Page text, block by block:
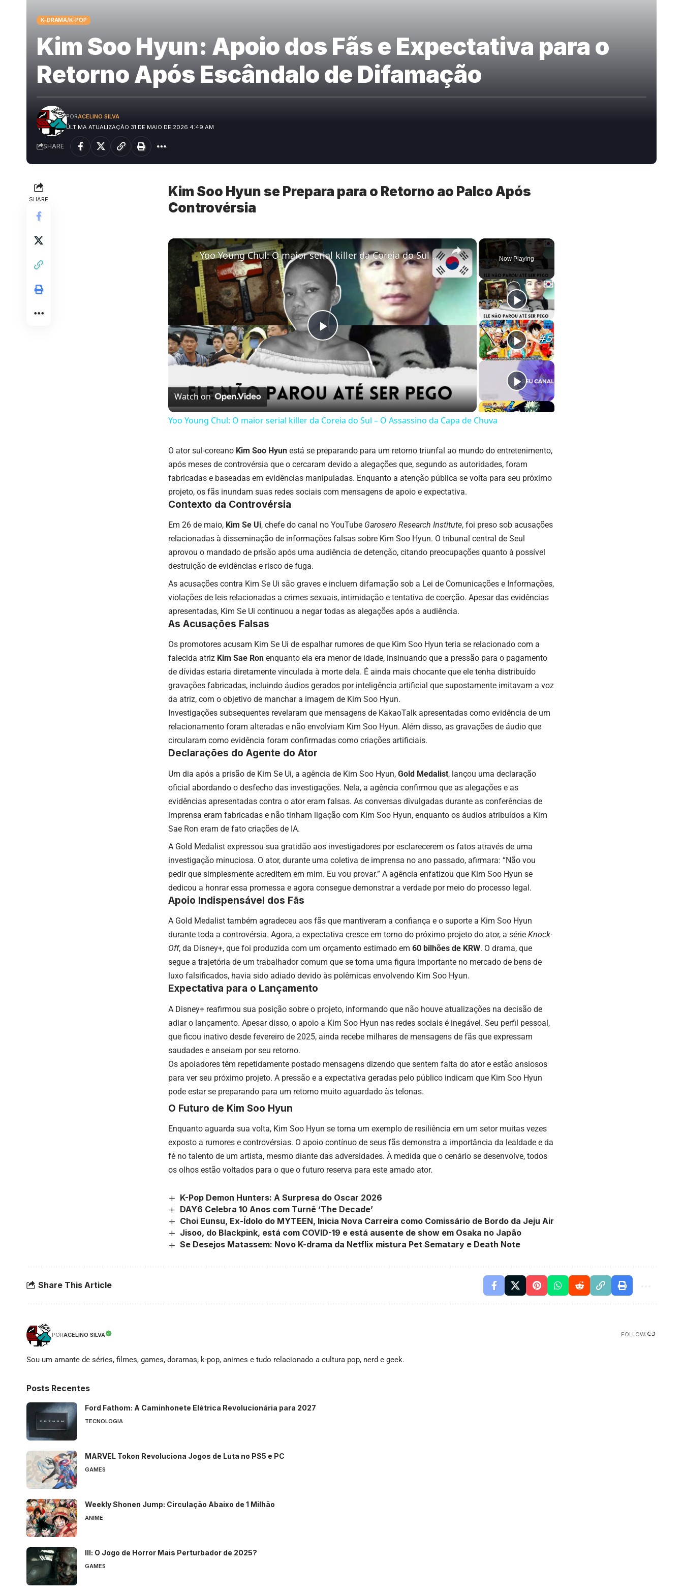
K-DRAMA/K-POP
Kim Soo Hyun: Apoio dos Fãs e Expectativa para o
Retorno Após Escândalo de Difamação
ÚLTIMA ATUALIZAÇÃO 31 DE MAIO DE 2026 4:49 AM
PORACELINO SILVA
SHARE
SHARE
Kim Soo Hyun se Prepara para o Retorno ao Palco Após
Controvérsia
Now Playing
×
Play
Video
Yoo Young Chul: O maior serial killer da Coreia do Sul – O Assassino da Capa de Chuva
Watch on
Yoo Young Chul: O maior serial killer da Coreia do Sul – O Assassino da Capa de Chuva
O ator sul-coreano Kim Soo Hyun está se preparando para um retorno triunfal ao mundo do entretenimento,
após meses de controvérsia que o cercaram devido a alegações que, segundo as autoridades, foram
fabricadas e baseadas em evidências manipuladas. Enquanto a atenção pública se volta para seu próximo
projeto, os fãs inundam suas redes sociais com mensagens de apoio e expectativa.
Contexto da Controvérsia
Em 26 de maio, Kim Se Ui, chefe do canal no YouTube Garosero Research Institute, foi preso sob acusações
relacionadas à disseminação de informações falsas sobre Kim Soo Hyun. O tribunal central de Seul
aprovou o mandado de prisão após uma audiência de detenção, citando preocupações quanto à possível
destruição de evidências e risco de fuga.
As acusações contra Kim Se Ui são graves e incluem difamação sob a Lei de Comunicações e Informações,
violações de leis relacionadas a crimes sexuais, intimidação e tentativa de coerção. Apesar das evidências
apresentadas, Kim Se Ui continuou a negar todas as alegações após a audiência.
As Acusações Falsas
Os promotores acusam Kim Se Ui de espalhar rumores de que Kim Soo Hyun teria se relacionado com a
falecida atriz Kim Sae Ron enquanto ela era menor de idade, insinuando que a pressão para o pagamento
de dívidas estaria diretamente vinculada à morte dela. É ainda mais chocante que ele tenha distribuído
gravações fabricadas, incluindo áudios gerados por inteligência artificial que supostamente imitavam a voz
da atriz, com o objetivo de manchar a imagem de Kim Soo Hyun.
Investigações subsequentes revelaram que mensagens de KakaoTalk apresentadas como evidência de um
relacionamento foram alteradas e não envolviam Kim Soo Hyun. Além disso, as gravações de áudio que
circularam como evidência foram confirmadas como criações artificiais.
Declarações do Agente do Ator
Um dia após a prisão de Kim Se Ui, a agência de Kim Soo Hyun, Gold Medalist, lançou uma declaração
oficial abordando o desfecho das investigações. Nela, a agência confirmou que as alegações e as
evidências apresentadas contra o ator eram falsas. As conversas divulgadas durante as conferências de
imprensa eram fabricadas e não tinham ligação com Kim Soo Hyun, enquanto os áudios atribuídos a Kim
Sae Ron eram de fato criações de IA.
A Gold Medalist expressou sua gratidão aos investigadores por esclarecerem os fatos através de uma
investigação minuciosa. O ator, durante uma coletiva de imprensa no ano passado, afirmara: “Não vou
pedir que simplesmente acreditem em mim. Eu vou provar.” A agência enfatizou que Kim Soo Hyun se
dedicou a honrar essa promessa e agora consegue demonstrar a verdade por meio do processo legal.
Apoio Indispensável dos Fãs
A Gold Medalist também agradeceu aos fãs que mantiveram a confiança e o suporte a Kim Soo Hyun
durante toda a controvérsia. Agora, a expectativa cresce em torno do próximo projeto do ator, a série Knock-
Off, da Disney+, que foi produzida com um orçamento estimado em 60 bilhões de KRW. O drama, que
segue a trajetória de um trabalhador comum que se torna uma figura importante no mercado de bens de
luxo falsificados, havia sido adiado devido às polêmicas envolvendo Kim Soo Hyun.
Expectativa para o Lançamento
A Disney+ reafirmou sua posição sobre o projeto, informando que não houve atualizações na decisão de
adiar o lançamento. Apesar disso, o apoio a Kim Soo Hyun nas redes sociais é inegável. Seu perfil pessoal,
que ficou inativo desde fevereiro de 2025, ainda recebe milhares de mensagens de fãs que expressam
saudades e anseiam por seu retorno.
Os apoiadores têm repetidamente postado mensagens dizendo que sentem falta do ator e estão ansiosos
para ver seu próximo projeto. A pressão e a expectativa geradas pelo público indicam que Kim Soo Hyun
pode estar se preparando para um retorno muito aguardado às telonas.
O Futuro de Kim Soo Hyun
Enquanto aguarda sua volta, Kim Soo Hyun se torna um exemplo de resiliência em um setor muitas vezes
exposto a rumores e controvérsias. O apoio contínuo de seus fãs demonstra a importância da lealdade e da
fé no talento de um artista, mesmo diante das adversidades. À medida que o cenário se desenvolve, todos
os olhos estão voltados para o que o futuro reserva para este amado ator.
K-Pop Demon Hunters: A Surpresa do Oscar 2026
DAY6 Celebra 10 Anos com Turnê ‘The Decade’
Choi Eunsu, Ex-Ídolo do MYTEEN, Inicia Nova Carreira como Comissário de Bordo da Jeju Air
Jisoo, do Blackpink, está com COVID-19 e está ausente de show em Osaka no Japão
Se Desejos Matassem: Novo K-drama da Netflix mistura Pet Sematary e Death Note
Share This Article
PORACELINO SILVA FOLLOW:
Sou um amante de séries, filmes, games, doramas, k-pop, animes e tudo relacionado a cultura pop, nerd e geek.
Posts Recentes
Ford Fathom: A Caminhonete Elétrica Revolucionária para 2027
TECNOLOGIA
MARVEL Tokon Revoluciona Jogos de Luta no PS5 e PC
GAMES
Weekly Shonen Jump: Circulação Abaixo de 1 Milhão
ANIME
Ill: O Jogo de Horror Mais Perturbador de 2025?
GAMES